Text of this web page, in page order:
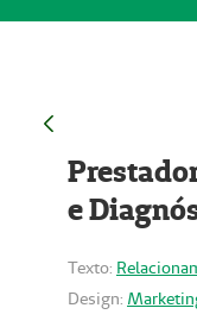
e
Texto:
Design: